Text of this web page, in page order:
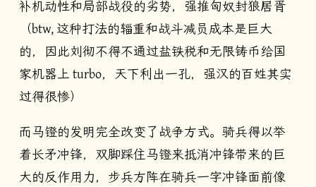
补机动性和局部战役的劣势，强推匈奴封狼居胥
（btw, 这种打法的辎重和战斗减员成本是巨大
的，因此刘彻不得不通过盐铁税和无限铸币给国
家机器上 turbo，天下利出一孔，强汉的百姓其实
过得很惨）
而马镫的发明完全改变了战争方式。骑兵得以举
着长矛冲锋，双脚踩住马镫来抵消冲锋带来的巨
大的反作用力，步兵方阵在骑兵一字冲锋面前像